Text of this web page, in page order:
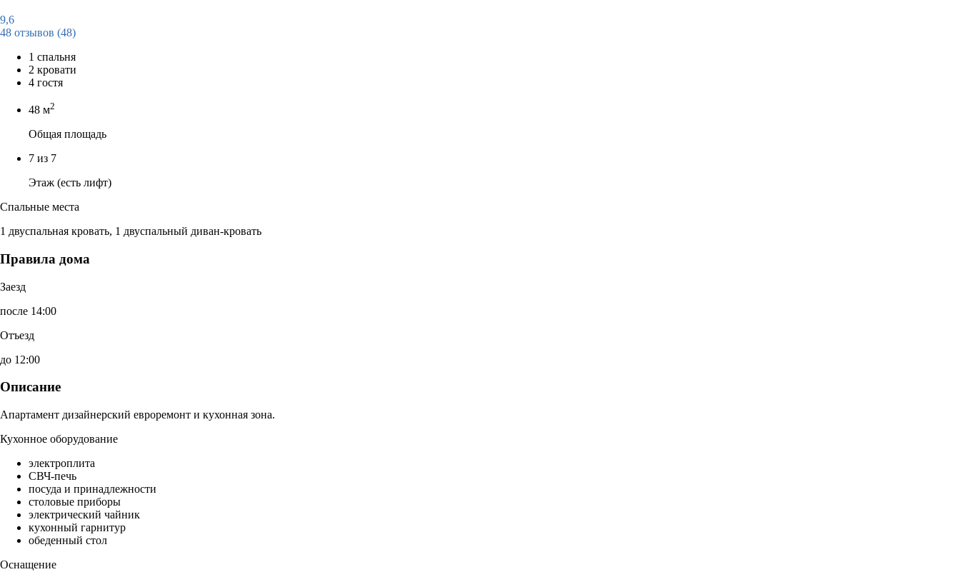
9,6
48 отзывов (48)
1 спальня
2 кровати
4 гостя
48 м2
Общая площадь
7 из 7
Этаж (есть лифт)
Спальные места
1 двуспальная кровать, 1 двуспальный диван-кровать
Правила дома
Заезд
после 14:00
Отъезд
до 12:00
Описание
Апартамент дизайнерский евроремонт и кухонная зона.
Кухонное оборудование
электроплита
СВЧ-печь
посуда и принадлежности
столовые приборы
электрический чайник
кухонный гарнитур
обеденный стол
Оснащение